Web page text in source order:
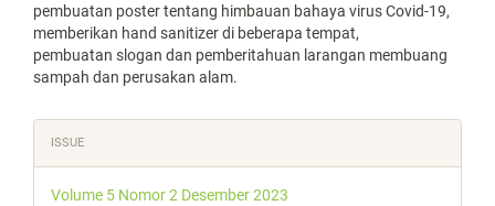
pembuatan poster tentang himbauan bahaya virus Covid-19,
memberikan hand sanitizer di beberapa tempat,
pembuatan slogan dan pemberitahuan larangan membuang
sampah dan perusakan alam.
Article
Details
ISSUE
Volume 5 Nomor 2 Desember 2023